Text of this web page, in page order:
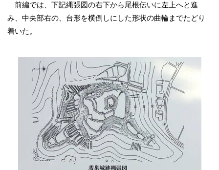
前編では、下記縄張図の右下から尾根伝いに左上へと進
み、中央部右の、台形を横倒しにした形状の曲輪までたどり
着いた。